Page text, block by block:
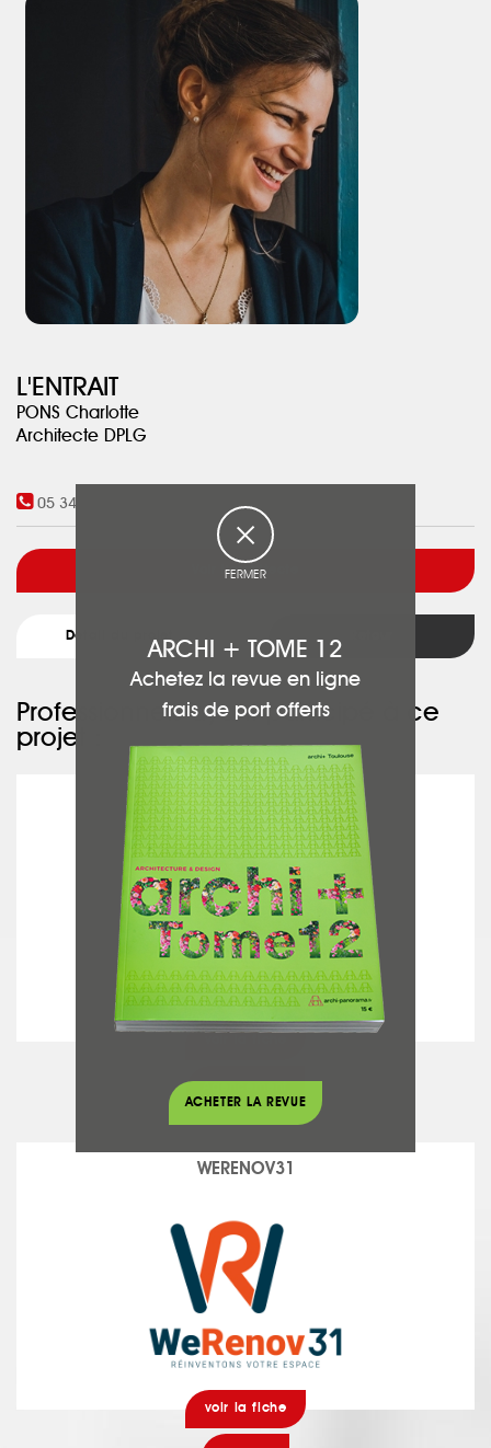
L'ENTRAIT
PONS Charlotte
Architecte DPLG
05 34 59 36 74
Voir l'architecte
Détail du projet
Professionnels ayant participé à ce
projet :
B & BOIS
WERENOV31
voir la fiche
FERMER
ARCHI + TOME 12
Achetez la revue en ligne
frais de port offerts
ACHETER LA REVUE